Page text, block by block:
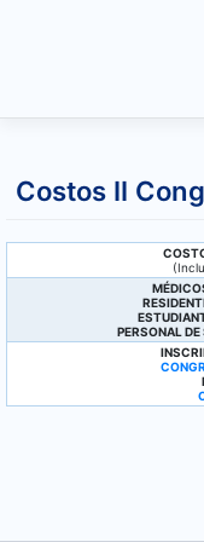
contenido
Costos II
PERSONAL DE